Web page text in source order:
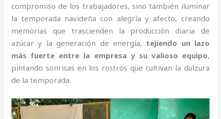
compromiso de los trabajadores, sino también iluminar
la temporada navideña con alegría y afecto, creando
memorias que trascienden la producción diaria de
azúcar y la generación de energía, tejiendo un lazo
más fuerte entre la empresa y su valioso equipo,
pintando sonrisas en los rostros que cultivan la dulzura
de la temporada.